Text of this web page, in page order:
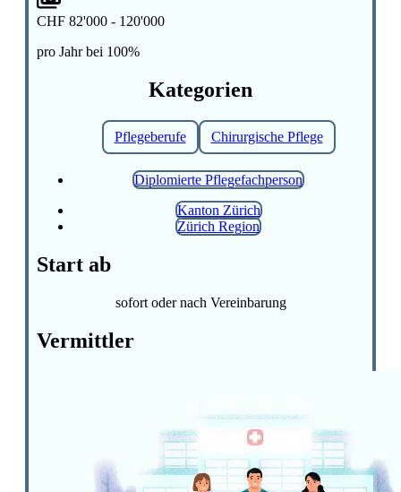
CHF 82'000 - 120'000
pro Jahr bei 100%
Kategorien
Pflegeberufe Chirurgische Pflege
Diplomierte Pflegefachperson
Kanton Zürich
Zürich Region
Start ab
sofort oder nach Vereinbarung
Vermittler